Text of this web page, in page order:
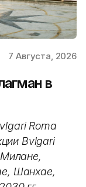
7 Августа, 2026
в
Roma
Bvlgari
Шанхае,